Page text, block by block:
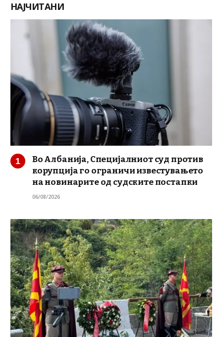
НАЈЧИТАНИ
Во Албанија, Специјалниот суд против
корупција го ограничи известувањето
на новинарите од судските постапки
06/08/2026